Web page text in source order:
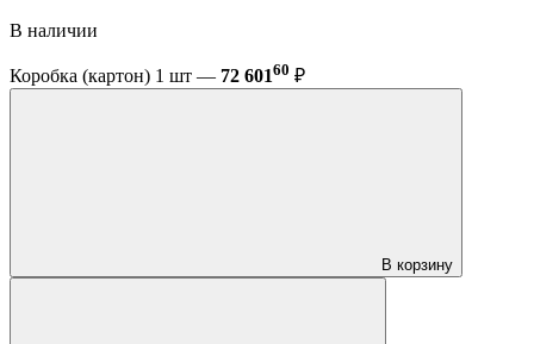
В наличии
Коробка (картон) 1 шт — 72 60160 ₽
В корзину